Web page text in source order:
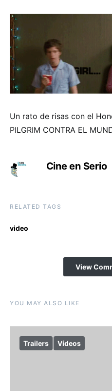
Un rato de risas con el
PILGRIM CONTRA EL
Cine en Serio
RELATED TAGS
video
View
YOU MAY ALSO LIKE
Trailers Vídeos